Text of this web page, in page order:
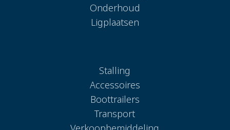
Onderhoud
Ligplaatsen
Stalling
Accessoires
Boottrailers
Transport